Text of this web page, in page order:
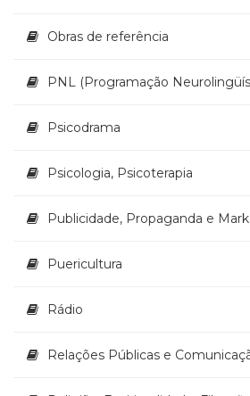
Obras de referência
PNL (Programação
Psicodrama
Psicologia, Psicoterapia
Publicidade, Propaganda e
Puericultura
Rádio
Relações Públicas e